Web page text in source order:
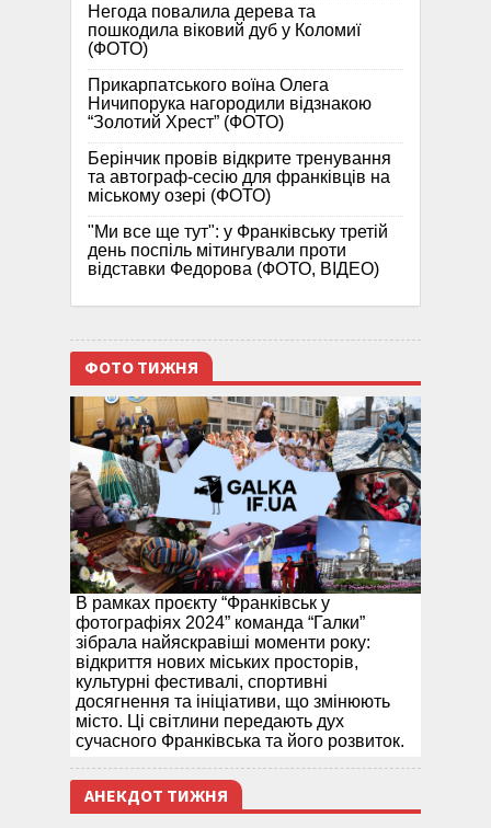
Негода повалила дерева та
пошкодила віковий дуб у Коломиї
(ФОТО)
Прикарпатського воїна Олега
Ничипорука нагородили відзнакою
“Золотий Хрест” (ФОТО)
Берінчик провів відкрите тренування
та автограф-сесію для франківців на
міському озері (ФОТО)
"Ми все ще тут": у Франківську третій
день поспіль мітингували проти
відставки Федорова (ФОТО, ВІДЕО)
ФОТО ТИЖНЯ
В рамках проєкту “Франківськ у
фотографіях 2024” команда “Галки”
зібрала найяскравіші моменти року:
відкриття нових міських просторів,
культурні фестивалі, спортивні
досягнення та ініціативи, що змінюють
місто. Ці світлини передають дух
сучасного Франківська та його розвиток.
АНЕКДОТ ТИЖНЯ